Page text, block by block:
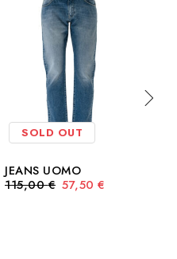
SOLD OUT
JEANS UOMO
115,00€ 57,50 €